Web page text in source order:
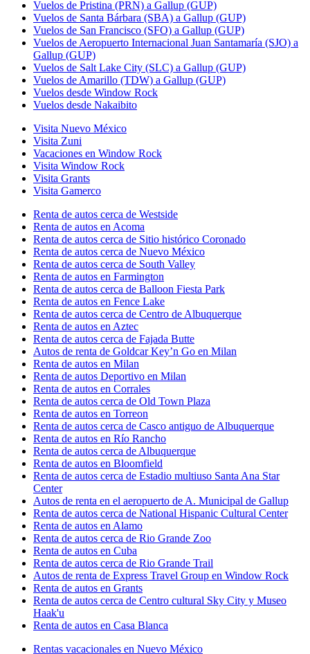
Vuelos de Pristina (PRN) a Gallup (GUP)
Vuelos de Santa Bárbara (SBA) a Gallup (GUP)
Vuelos de San Francisco (SFO) a Gallup (GUP)
Vuelos de Aeropuerto Internacional Juan Santamaría (SJO) a
Gallup (GUP)
Vuelos de Salt Lake City (SLC) a Gallup (GUP)
Vuelos de Amarillo (TDW) a Gallup (GUP)
Vuelos desde Window Rock
Vuelos desde Nakaibito
Visita Nuevo México
Visita Zuni
Vacaciones en Window Rock
Visita Window Rock
Visita Grants
Visita Gamerco
Renta de autos cerca de Westside
Renta de autos en Acoma
Renta de autos cerca de Sitio histórico Coronado
Renta de autos cerca de Nuevo México
Renta de autos cerca de South Valley
Renta de autos en Farmington
Renta de autos cerca de Balloon Fiesta Park
Renta de autos en Fence Lake
Renta de autos cerca de Centro de Albuquerque
Renta de autos en Aztec
Renta de autos cerca de Fajada Butte
Autos de renta de Goldcar Key’n Go en Milan
Renta de autos en Milan
Renta de autos Deportivo en Milan
Renta de autos en Corrales
Renta de autos cerca de Old Town Plaza
Renta de autos en Torreon
Renta de autos cerca de Casco antiguo de Albuquerque
Renta de autos en Río Rancho
Renta de autos cerca de Albuquerque
Renta de autos en Bloomfield
Renta de autos cerca de Estadio multiuso Santa Ana Star
Center
Autos de renta en el aeropuerto de A. Municipal de Gallup
Renta de autos cerca de National Hispanic Cultural Center
Renta de autos en Alamo
Renta de autos cerca de Rio Grande Zoo
Renta de autos en Cuba
Renta de autos cerca de Rio Grande Trail
Autos de renta de Express Travel Group en Window Rock
Renta de autos en Grants
Renta de autos cerca de Centro cultural Sky City y Museo
Haak'u
Renta de autos en Casa Blanca
Rentas vacacionales en Nuevo México